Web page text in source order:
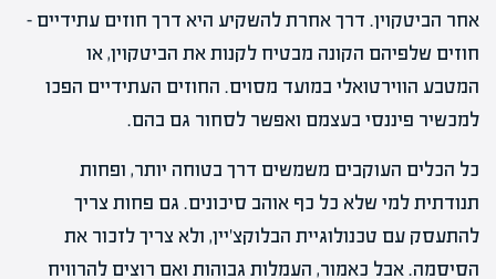
אחר הביטקוין. דרך אחרת להשקיע היא דרך חוזים עתידיים –
חוזים שלפיהם הקונה מבטיח לקנות את הביטקוין, או
המטבע הווירטואלי במועד מסוים. החוזים העתידיים הפכו
למכשיר פיננסי בעצמם ואפשר לסחור גם בהם.
כל הכלים העוקבים משמשים דרך בטוחה יותר, ופחות
תנודתית למי שלא כל כף אוהב סיכונים. גם פחות צריך
להתעסק עם טכנולוגיית הבלוקצ'יין, ולא צריך לזכור את
הסיסמה. אבל כאמור, העמלות גבוהות ואם רוצים להרוויח